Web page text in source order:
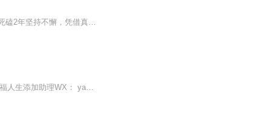
王东东，从事微商教育行业。端过菜盘，摆过地摊，从无背景没人脉，迷茫无望到找到方向死磕2年坚持不懈，凭借真实，坚持，抓住移动互联网机遇，帮助服务影响千万微商人次,专注服务于一线拼搏的个人微商找到方向，实现自我价值。2015年创建王东东商学院，拥有几千位付费学员。微信：370840134 添加备注（学习）无备注不通过！
智慧“加”一点，生活“美”一天在忙碌中保持觉知，在琐碎里看见转机给生活加点智慧，拥抱幸福人生添加助理WX： yaolinli201，备注 “喜马拉雅”可领取《人生幸福手册》电子书一份开启你的智慧成长之旅